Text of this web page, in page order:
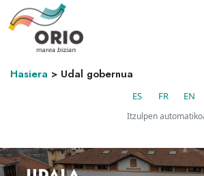
Hasiera > Udal gobernua
ES FR EN
Itzulpen